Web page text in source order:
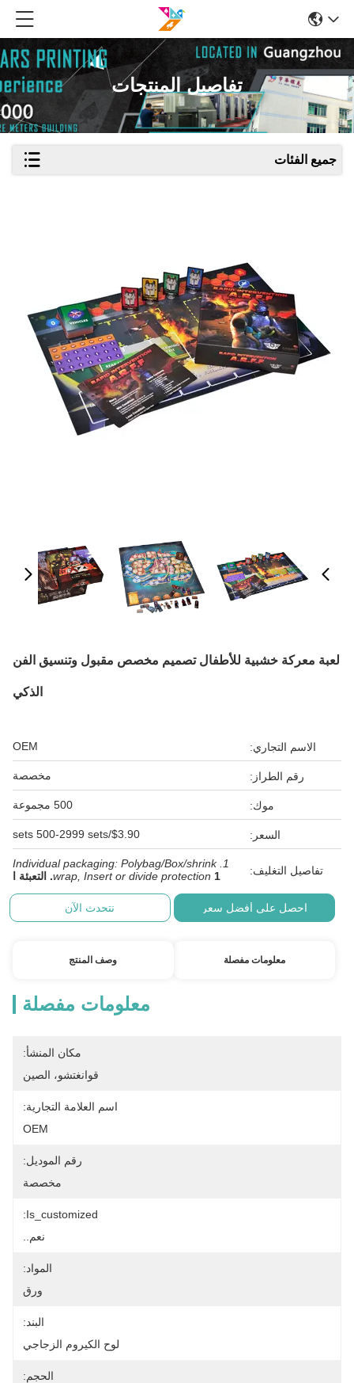
تفاصيل المنتجات
جميع الفئات
لعبة معركة خشبية للأطفال تصميم مخصص مقبول وتنسيق الفن
الذكي
الاسم التجاري: OEM
رقم الطراز: مخصصة
موك: 500 مجموعة
السعر: $3.90/sets 500-2999 sets
تفاصيل التغليف:
1. Individual packaging: Polybag/Box/shrink
wrap, Insert or divide protection 1. التعبئة ا
احصل على أفضل سعر نتحدث الآن
معلومات مفصلة وصف المنتج
معلومات مفصلة
مكان المنشأ:
قوانغتشو، الصين
اسم العلامة التجارية:
OEM
رقم الموديل:
مخصصة
Is_customized:
نعم..
المواد:
ورق
البند:
لوح الكيروم الزجاجي
الحجم: